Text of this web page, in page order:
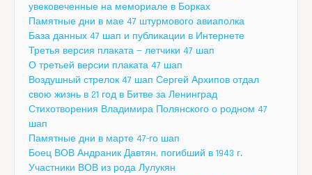
увековеченные на мемориале в Борках
Памятные дни в мае 47 штурмового авиаполка
База данных 47 шап и публикации в Интернете
Третья версия плаката — летчики 47 шап
О третьей версии плаката 47 шап
Воздушный стрелок 47 шап Сергей Архипов отдал
свою жизнь в 21 год в Битве за Ленинград
Стихотворения Владимира Полянского о родном 47
шап
Памятные дни в марте 47-го шап
Боец ВОВ Андраник Давтян, погибший в 1943 г.
Участники ВОВ из рода Лулукян